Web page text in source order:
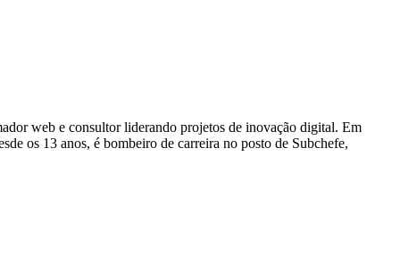
web e consultor liderando projetos de inovação digital. Em
os 13 anos, é bombeiro de carreira no posto de Subchefe,